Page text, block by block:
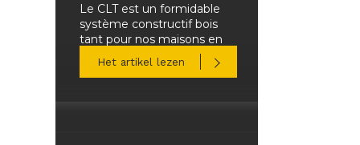
Le CLT est un formidable
système constructif bois
tant pour nos maisons en
bois que pour les grands
immeubles en bois.
Het artikel lezen